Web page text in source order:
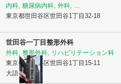
内科, 糖尿病内科, 外科, ...
東京都世田谷区世田谷1丁目32-18
世田谷一丁目整形外科
外科, 整形外科, リハビリテーション科
東京都世田谷区世田谷1丁目15-11
大語ビル1階